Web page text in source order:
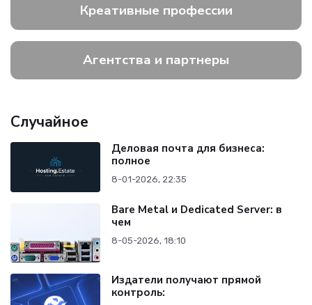
Креативные профессии
Агентства и партнеры
Случайное
Деловая почта для бизнеса:
полное
8-01-2026, 22:35
Bare Metal и Dedicated Server: в
чем
8-05-2026, 18:10
Издатели получают прямой
контроль: